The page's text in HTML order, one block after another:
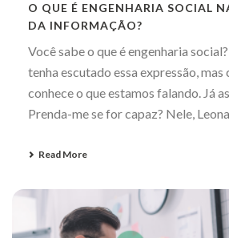
O QUE É ENGENHARIA SOCIAL
DA INFORMAÇÃO?
Você sabe o que é engenharia
tenha escutado essa expressão, mas
conhece o que estamos falando. Já
Prenda-me se for capaz? Nele,
Read More